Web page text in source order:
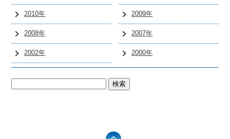
2010年 2009年
2008年 2007年
2002年 2000年